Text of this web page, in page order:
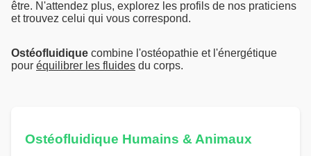
être. N'attendez plus, explorez les profils de nos praticiens
et trouvez celui qui vous correspond.
Ostéofluidique combine l'ostéopathie et l'énergétique
pour équilibrer les fluides du corps.
Ostéofluidique Humains & Animaux